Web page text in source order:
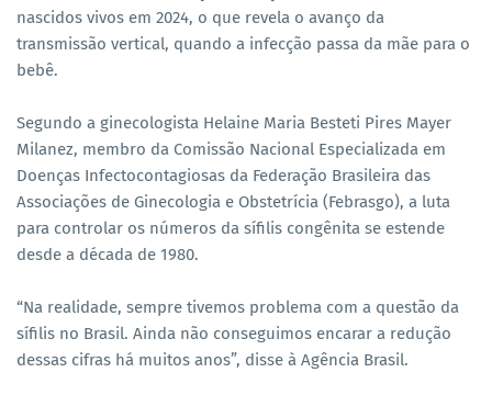
nascidos vivos em 2024, o que revela o avanço da
transmissão vertical, quando a infecção passa da mãe para o
bebê.
Segundo a ginecologista Helaine Maria Besteti Pires Mayer
Milanez, membro da Comissão Nacional Especializada em
Doenças Infectocontagiosas da Federação Brasileira das
Associações de Ginecologia e Obstetrícia (Febrasgo), a luta
para controlar os números da sífilis congênita se estende
desde a década de 1980.
“Na realidade, sempre tivemos problema com a questão da
sífilis no Brasil. Ainda não conseguimos encarar a redução
dessas cifras há muitos anos”, disse à Agência Brasil.